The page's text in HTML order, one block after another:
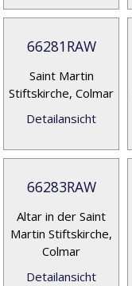
66281RAW
Saint Martin
Stiftskirche, Colmar
Detailansicht
66283RAW
Altar in der Saint
Martin Stiftskirche,
Colmar
Detailansicht